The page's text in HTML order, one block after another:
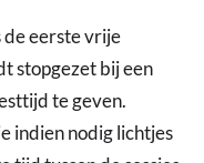
de eerste vrije
stopgezet bij een
te geven.
indien nodig lichtjes